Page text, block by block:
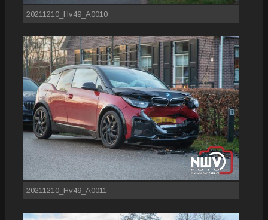
20211210_Hv49_A0010
20211210_Hv49_A0011